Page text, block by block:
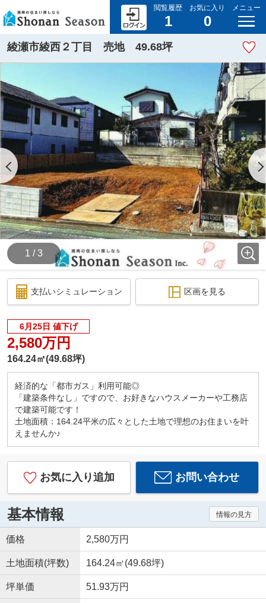
閲覧履歴
1
お気に入り
0
メニュー
綾瀬市綾西２丁目 売地 49.68坪
1 / 3
支払いシミュレーション 区画を見る
6月25日 値下げ
2,580万円
164.24㎡(49.68坪)
経済的な「都市ガス」利用可能◎
「建築条件なし」ですので、お好きなハウスメーカーや工務店
で建築可能です！
土地面積：164.24平米の広々とした土地で理想のお住まいを叶
えませんか♪
お気に入り追加 お問い合わせ
基本情報 情報の見方
価格 2,580万円
土地面積(坪数) 164.24㎡(49.68坪)
坪単価 51.93万円